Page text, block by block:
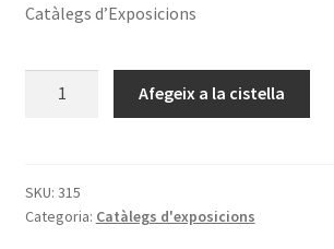
Catàlegs d’Exposicions
dibuixant.
Exposició,
Afegeix a la cistella
SKU: 315
Categoria: Catàlegs d'exposicions